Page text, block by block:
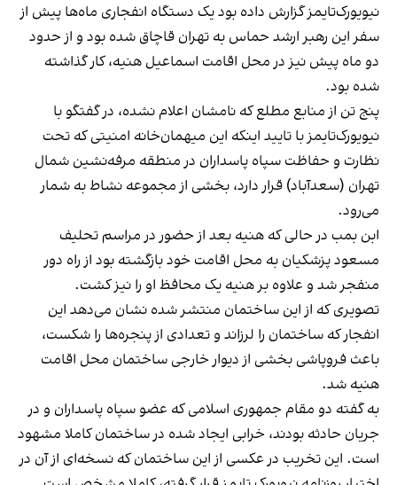
نیویورک‌تایمز گزارش داده بود یک دستگاه انفجاری ماه‌ها پیش از
سفر این رهبر ارشد حماس به تهران قاچاق شده بود و از حدود
دو ماه پیش نیز در محل اقامت اسماعیل هنیه، کار گذاشته
شده بود.
پنج تن از منابع مطلع که نامشان اعلام نشده، در گفتگو با
نیویورک‌تایمز با تایید اینکه این میهمان‌خانه امنیتی که تحت
نظارت و حفاظت سپاه پاسداران در منطقه مرفه‌نشین شمال
تهران (سعدآباد) قرار دارد، بخشی از مجموعه نشاط به شمار
می‌رود.
ابن بمب در حالی که هنیه بعد از حضور در مراسم تحلیف
مسعود پزشکیان به محل اقامت خود بازگشته بود از راه دور
منفجر شد و علاوه بر هنیه یک محافظ او را نیز کشت.
تصویری که از این ساختمان منتشر شده نشان می‌دهد این
انفجار که ساختمان را لرزاند و تعدادی از پنجره‌ها را شکست،
باعث فروپاشی بخشی از دیوار خارجی ساختمان محل اقامت
هنیه شد.
به گفته دو مقام جمهوری اسلامی که عضو سپاه پاسداران و در
جریان حادثه بودند، خرابی ایجاد شده در ساختمان کاملا مشهود
است. این تخریب در عکسی از این ساختمان که نسخه‌ای از آن در